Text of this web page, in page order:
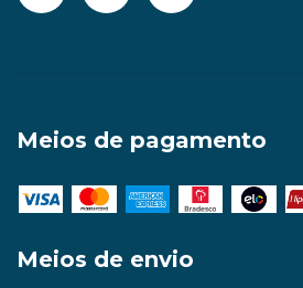
Meios de pagamento
Meios de envio